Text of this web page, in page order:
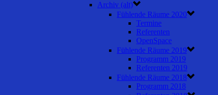
Archiv (alt)
Fühlende Räume 2020
Termine
Referenten
OpenSpace
Fühlende Räume 2019
Programm 2019
Referenten 2019
Fühlende Räume 2018
Programm 2018